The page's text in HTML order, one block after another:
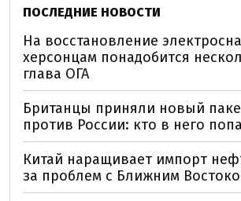
ПОСЛЕДНИЕ НОВОСТИ
На восстановление
херсонцам понадобится
глава ОГА
Британцы приняли новый
против России: кто в него
Китай наращивает импорт
за проблем с Ближним